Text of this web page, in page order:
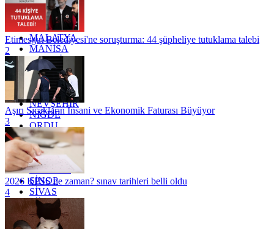
KONYA
KÜTAHYA
KİLİS
MALATYA
MANİSA
MARDİN
MERSİN
MUĞLA
MUŞ
NEVŞEHİR
NİĞDE
ORDU
OSMANİYE
RİZE
SAKARYA
SAMSUN
SİNOP
SİVAS
SİİRT
TEKİRDAĞ
TOKAT
Etimesgut Belediyesi'ne soruşturma: 44 şüpheliye tutuklama talebi
2
Aşırı Sıcakların İnsani ve Ekonomik Faturası Büyüyor
3
2026 KPSS ne zaman? sınav tarihleri belli oldu
4